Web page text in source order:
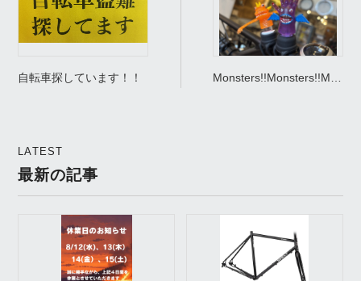
自転車探しています！！
LATEST
最新の記事